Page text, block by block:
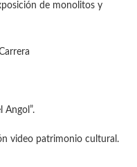
de monolitos y
Angol”.
video patrimonio cultural.